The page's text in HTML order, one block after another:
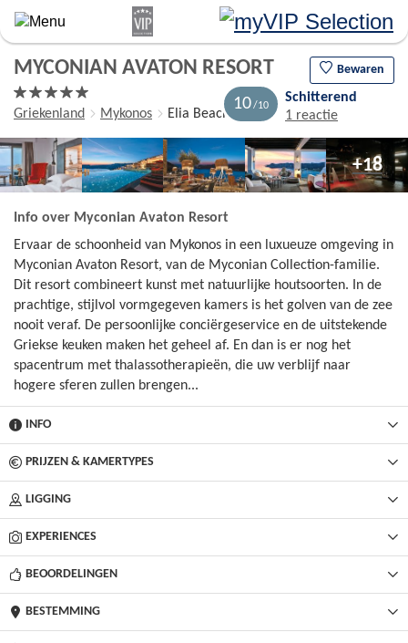
Overslaan
en
algemene
inhoud
MYCONIAN AVATON RESORT Bewaren
Griekenland Mykonos Elia Beach
10
Schitterend
1 reactie
+18
Info over Myconian Avaton Resort
Ervaar de schoonheid van Mykonos in een luxueuze omgeving in
Myconian Avaton Resort, van de Myconian Collection-familie.
Dit resort combineert kunst met natuurlijke houtsoorten. In de
prachtige, stijlvol vormgegeven kamers is het golven van de zee
nooit veraf. De persoonlijke conciërgeservice en de uitstekende
Griekse keuken maken het geheel af. En dan is er nog het
spacentrum met thalassotherapieën, die uw verblijf naar
hogere sferen zullen brengen...
INFO
PRIJZEN & KAMERTYPES
LIGGING
EXPERIENCES
BEOORDELINGEN
BESTEMMING